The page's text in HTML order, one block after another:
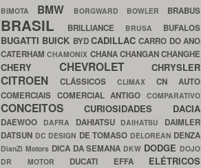
BIMOTA BMW BORGWARD BOWLER BRABUS
BRASIL BRILLIANCE BRUSA BUFALOS
BUGATTI BUICK BYDCADILLACCARRO DO ANO
CATERHAMCHAMONIX CHANACHANGANCHANGHE
CHERY CHEVROLET CHRYSLER
CITROEN CLÁSSICOS CLIMAX CN AUTO
COMERCIAIS COMERCIAL ANTIGOCOMPARATIVO
CONCEITOS CURIOSIDADES DACIA
DAEWOO DAFRA DAHIATSU DAIHATSU DAIMLER
DATSUN DC DESIGN DE TOMASO DELOREAN DENZA
DianZi Motors DICA DA SEMANA DKW DODGE DOJO
DR MOTOR DUCATI EFFA ELÉTRICOS